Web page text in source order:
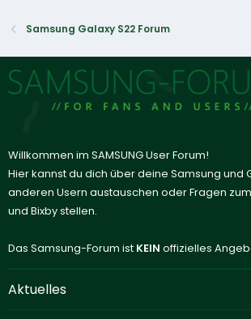
Samsung Galaxy S22 Forum
Willkommen im SAMSUNG User Forum!
Hier kannst du dich über deine Samsung und
anderen Usern austauschen oder Fragen
und Bixby stellen.
Das Samsung-Forum ist KEIN offizielles
Aktuelles